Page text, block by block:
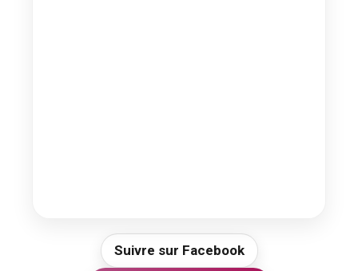
Suivre sur Facebook